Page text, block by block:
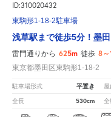
ID:310020432
東駒形1-18-2駐車場
浅草駅まで徒歩5分！墨
雷門通りから 625m 徒歩 8～
東京都墨田区東駒形1-18-2
駐車場形式 平置き
全長 530cm 全